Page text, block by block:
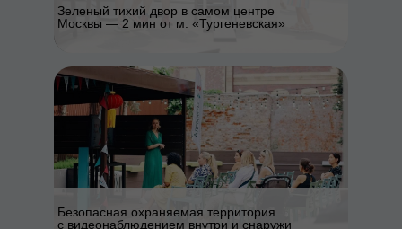
Зеленый тихий двор в самом центре
Москвы — 2 мин от м. «Тургеневская»
Безопасная охраняемая территория
с видеонаблюдением внутри и снаружи